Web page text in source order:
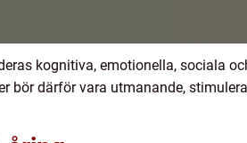
kognitiva, emotionella, sociala
bör därför vara utmanande,